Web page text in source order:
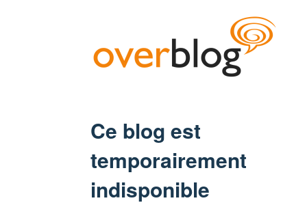
Ce blog est
temporairement
indisponible